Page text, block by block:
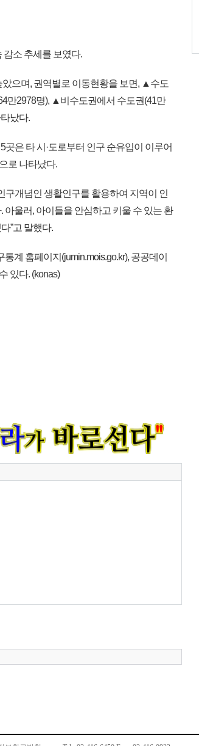
감소 추세를 보였다.
았으며, 권역별로 이동현황을 보면, ▲수도
만2978명), ▲비수도권에서 수도권(41만
났다.
곳은 타 시·도로부터 인구 순유입이 이루어
로 나타났다.
구개념인 생활인구를 활용하여 지역이 인
울러, 아이들을 안심하고 키울 수 있는 환
”고 말했다.
계 홈페이지(jumin.mois.go.kr), 공공데이
있다. (konas)